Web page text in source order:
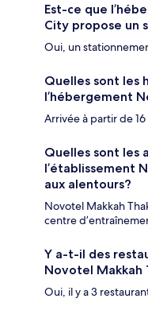
Est-ce que
City propose un
Oui, un
Quelles sont les
l’hébergement
Arrivée à partir de
Quelles sont les
l’établissement
aux alentours?
Novotel Makkah
centre
Y a-t-il des
Novotel Makkah
Oui, il y a 3